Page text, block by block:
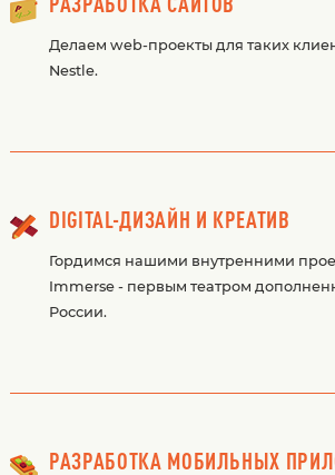
Делаем web-проекты для таких
Nestle.
DIGITAL-ДИЗАЙН И КРЕАТИВ
Гордимся нашими внутренними
Immerse - первым театром
России.
РАЗРАБОТКА МОБИЛЬНЫХ